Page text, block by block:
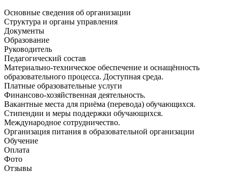
Основные сведения об организации
Структура и органы управления
Документы
Образование
Руководитель
Педагогический состав
Материально-техническое обеспечение и оснащённость
образовательного процесса. Доступная среда.
Платные образовательные услуги
Финансово-хозяйственная деятельность.
Вакантные места для приёма (перевода) обучающихся.
Стипендии и меры поддержки обучающихся.
Международное сотрудничество.
Организация питания в образовательной организации
Обучение
Оплата
Фото
Отзывы